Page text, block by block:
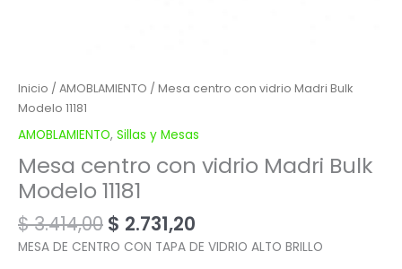
Inicio / AMOBLAMIENTO / Mesa centro con vidrio Madri Bulk
Modelo 11181
AMOBLAMIENTO, Sillas y Mesas
Mesa centro con vidrio Madri Bulk
Modelo 11181
$3.414,00 $ 2.731,20
MESA DE CENTRO CON TAPA DE VIDRIO ALTO BRILLO